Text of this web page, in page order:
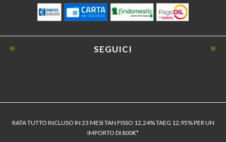
SEGUICI
RATA TUTTO INCLUSO IN 23 MESI TAN FISSO 12,24% TAEG 12,95% PER UN
IMPORTO DI 800€*